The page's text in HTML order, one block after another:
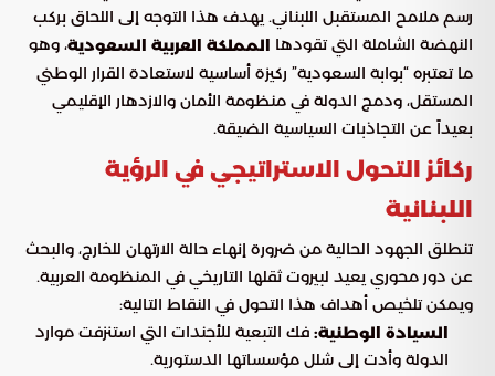
رسم ملامح المستقبل اللبناني. يهدف هذا التوجه إلى اللحاق بركب
النهضة الشاملة التي تقودها المملكة العربية السعودية، وهو
ما تعتبره “بوابة السعودية” ركيزة أساسية لاستعادة القرار الوطني
المستقل، ودمج الدولة في منظومة الأمان والازدهار الإقليمي
بعيداً عن التجاذبات السياسية الضيقة.
ركائز التحول الاستراتيجي في الرؤية
اللبنانية
تنطلق الجهود الحالية من ضرورة إنهاء حالة الارتهان للخارج، والبحث
عن دور محوري يعيد لبيروت ثقلها التاريخي في المنظومة العربية.
ويمكن تلخيص أهداف هذا التحول في النقاط التالية:
السيادة الوطنية: فك التبعية للأجندات التي استنزفت موارد
الدولة وأدت إلى شلل مؤسساتها الدستورية.